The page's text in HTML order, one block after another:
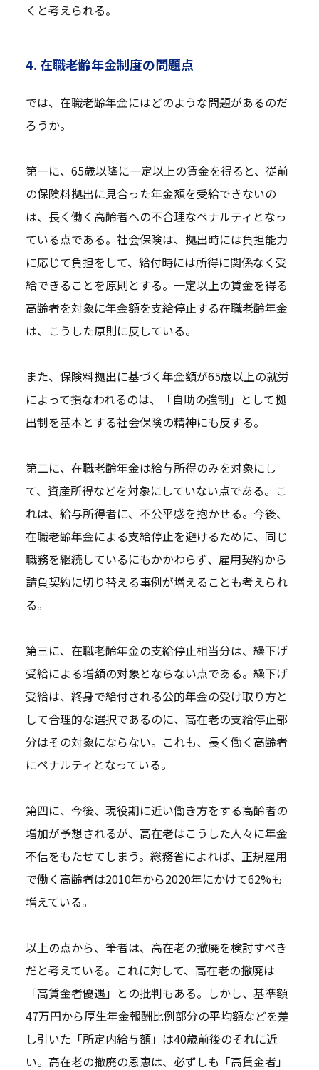
くと考えられる。
4. 在職老齢年金制度の問題点
では、在職老齢年金にはどのような問題があるのだ
ろうか。
第一に、65歳以降に一定以上の賃金を得ると、従前
の保険料拠出に見合った年金額を受給できないの
は、長く働く高齢者への不合理なペナルティとなっ
ている点である。社会保険は、拠出時には負担能力
に応じて負担をして、給付時には所得に関係なく受
給できることを原則とする。一定以上の賃金を得る
高齢者を対象に年金額を支給停止する在職老齢年金
は、こうした原則に反している。
また、保険料拠出に基づく年金額が65歳以上の就労
によって損なわれるのは、「自助の強制」として拠
出制を基本とする社会保険の精神にも反する。
第二に、在職老齢年金は給与所得のみを対象にし
て、資産所得などを対象にしていない点である。こ
れは、給与所得者に、不公平感を抱かせる。今後、
在職老齢年金による支給停止を避けるために、同じ
職務を継続しているにもかかわらず、雇用契約から
請負契約に切り替える事例が増えることも考えられ
る。
第三に、在職老齢年金の支給停止相当分は、繰下げ
受給による増額の対象とならない点である。繰下げ
受給は、終身で給付される公的年金の受け取り方と
して合理的な選択であるのに、高在老の支給停止部
分はその対象にならない。これも、長く働く高齢者
にペナルティとなっている。
第四に、今後、現役期に近い働き方をする高齢者の
増加が予想されるが、高在老はこうした人々に年金
不信をもたせてしまう。総務省によれば、正規雇用
で働く高齢者は2010年から2020年にかけて62%も
増えている。
以上の点から、筆者は、高在老の撤廃を検討すべき
だと考えている。これに対して、高在老の撤廃は
「高賃金者優遇」との批判もある。しかし、基準額
47万円から厚生年金報酬比例部分の平均額などを差
し引いた「所定内給与額」は40歳前後のそれに近
い。高在老の撤廃の恩恵は、必ずしも「高賃金者」